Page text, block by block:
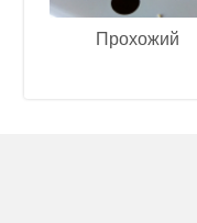
Прохожий